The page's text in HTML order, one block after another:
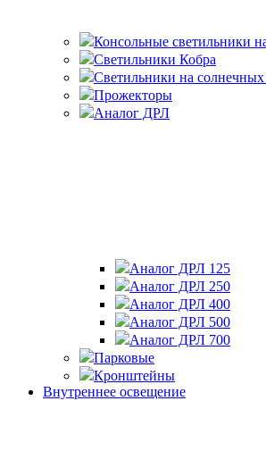
Консольные светильники
Светильники Кобра
Светильники на солнечных
Прожекторы
Аналог ДРЛ
Аналог ДРЛ 125
Аналог ДРЛ 250
Аналог ДРЛ 400
Аналог ДРЛ 500
Аналог ДРЛ 700
Парковые
Кронштейны
Внутреннее освещение